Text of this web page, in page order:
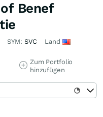
Benef
SYM: SVC Land
Zum Portfolio
hinzufügen